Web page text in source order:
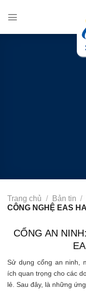
đến
Trang chủ / Bản tin /
CÔNG NGHỆ EAS
CỔNG AN
Sử dụng cổng an ninh,
ích quan trọng cho các
lẻ. Sau đây, là những